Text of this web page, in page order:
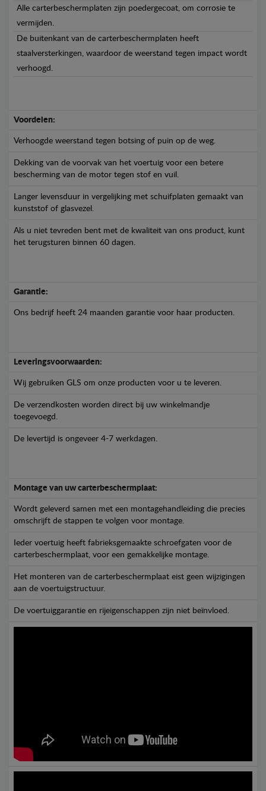
Alle carterbeschermplaten zijn poedergecoat, om corrosie te
vermijden.
De buitenkant van de carterbeschermplaten heeft
staalversterkingen, waardoor de weerstand tegen impact wordt
verhoogd.
Voordelen:
Verhoogde weerstand tegen botsing of puin op de weg.
Dekking van de voorvak van het voertuig voor een betere
bescherming van de motor tegen stof en vuil.
Langer levensduur in vergelijking met schuifplaten gemaakt van
kunststof of glasvezel.
Als u niet tevreden bent met de kwaliteit van ons product, kunt
het terugsturen binnen 60 dagen.
Garantie:
Ons bedrijf heeft 24 maanden garantie voor haar producten.
Leveringsvoorwaarden:
Wij gebruiken GLS om onze producten voor u te leveren.
De verzendkosten worden direct bij uw winkelmandje
toegevoegd.
De levertijd is ongeveer 4-7 werkdagen.
Montage van uw carterbeschermplaat:
Wordt geleverd samen met een montagehandleiding die precies
omschrijft de stappen te volgen voor montage.
Ieder voertuig heeft fabrieksgemaakte schroefgaten voor de
carterbeschermplaat, voor een gemakkelijke montage.
Het monteren van de carterbeschermplaat eist geen wijzigingen
aan de voertuigstructuur.
De voertuiggarantie en rijeigenschappen zijn niet beïnvloed.